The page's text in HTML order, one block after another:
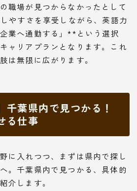
職場が見つからなかったとして
やすさを享受しながら、英語力
業へ通勤する」**という選択
ャリアプランとなります。これ
は無限に広がります。
千葉県内で見つかる！
る仕事
に入れつつ、まずは県内で探し
。千葉県内で見つかる、具体的
介します。